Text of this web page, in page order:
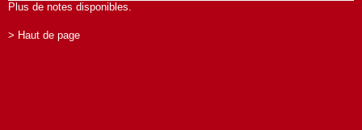
Plus de notes disponibles.
> Haut de page